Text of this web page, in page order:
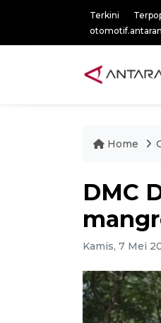
Terkini
Home
DMC
Kamis, 7 Mei